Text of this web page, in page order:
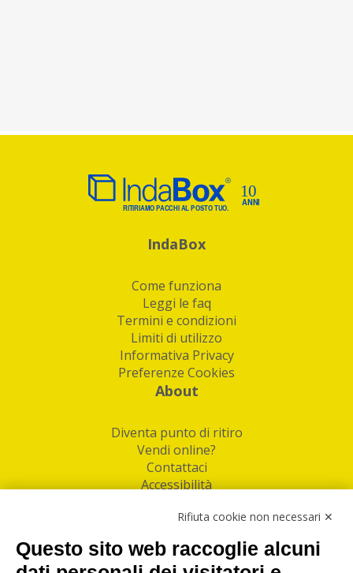
IndaBox
Come funziona
Leggi le faq
Termini e condizioni
Limiti di utilizzo
Informativa Privacy
Preferenze Cookies
About
Diventa punto di ritiro
Vendi online?
Contattaci
Accessibilità
Facebook
Linkedin
Rifiuta cookie non necessari ✕
Questo sito web raccoglie alcuni